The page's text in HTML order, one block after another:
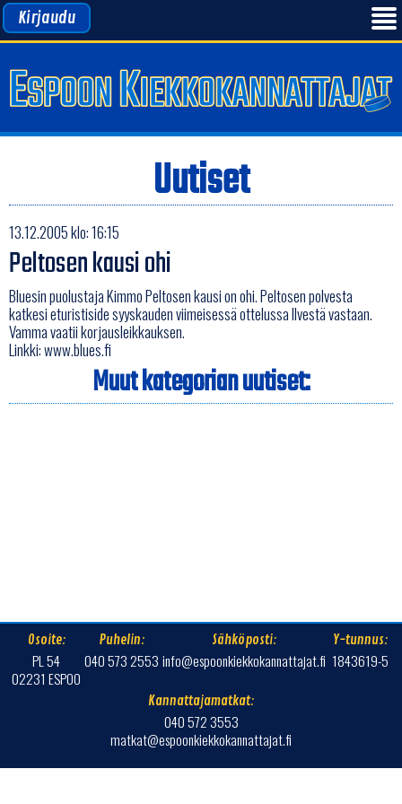
Kirjaudu
Uutiset
13.12.2005 klo: 16:15
Peltosen kausi ohi
Bluesin puolustaja Kimmo Peltosen kausi on ohi. Peltosen polvesta
katkesi eturistiside syyskauden viimeisessä ottelussa Ilvestä vastaan.
Vamma vaatii korjausleikkauksen.
Linkki:www.blues.fi
Muut kategorian uutiset:
Osoite:
PL 54
02231 ESPOO
Puhelin:
040 573 2553
Sähköposti:
info@espoonkiekkokannattajat.fi
Y-tunnus:
1843619-5
Kannattajamatkat:
040 572 3553
matkat@espoonkiekkokannattajat.fi